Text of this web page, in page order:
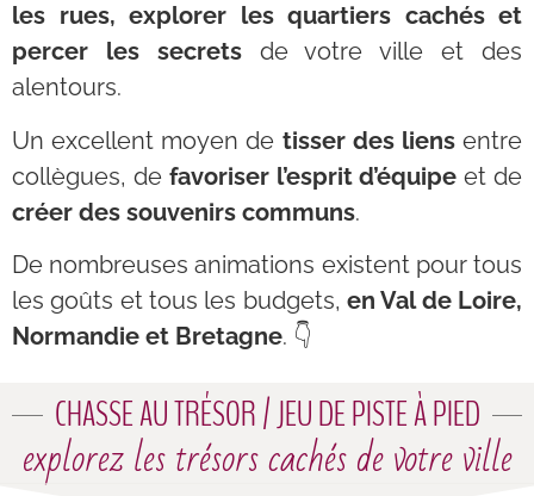
les rues, explorer les quartiers cachés et
percer les secretsde votre ville et des
alentours.
Un excellent moyen de tisser des liensentre
collègues, de favoriser l’esprit d’équipe et de
créer des souvenirs communs.
De nombreuses animations existent pour tous
les goûts et tous les budgets, en Val de Loire,
Normandie et Bretagne. 👇
CHASSE AU TRÉSOR / JEU DE PISTE À PIED
explorez les trésors cachés de votre ville